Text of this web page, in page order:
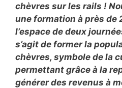
chèvres sur les rails !
une formation à près de
l’espace de deux
s’agit de former la
chèvres, symbole de la
permettant grâce à la
générer des revenus à